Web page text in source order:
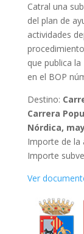
Catral una
del plan de
actividades
que publica
en el BOP
Destino:
Carrera
Nórdica,
Importe de la
Importe
Ver